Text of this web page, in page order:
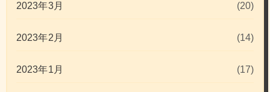
2023年3月 (20)
2023年2月 (14)
2023年1月 (17)